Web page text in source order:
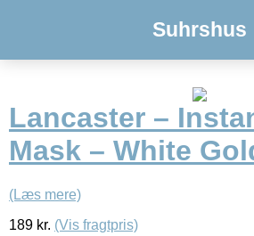
Suhrshus
Lancaster –
Mask – White
(Læs mere)
189 kr. (Vis fragtpris)